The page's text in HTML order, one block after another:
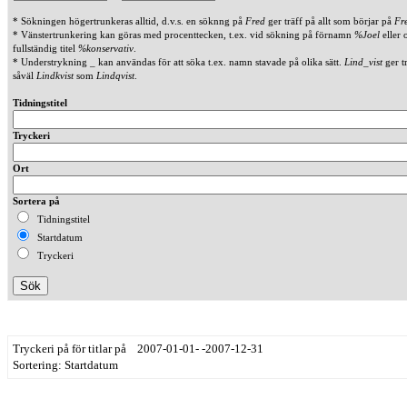
* Sökningen högertrunkeras alltid, d.v.s. en söknng på Fred ger träff på allt som börjar på
* Vänstertrunkering kan göras med procenttecken, t.ex. vid sökning på förnamn %Joel eller
fullständig titel %konservativ
* Understrykning _ kan användas för att söka t.ex. namn stavade på olika sätt. Lind_vistger
såväl Lindkvistsom Lindqvist.
Tidningstitel
Tryckeri
Ort
Sortera på
Tidningstitel
Startdatum
Tryckeri
Tryckeri på för titlar på 2007-01-01- -2007-12-31
Sortering: Startdatum